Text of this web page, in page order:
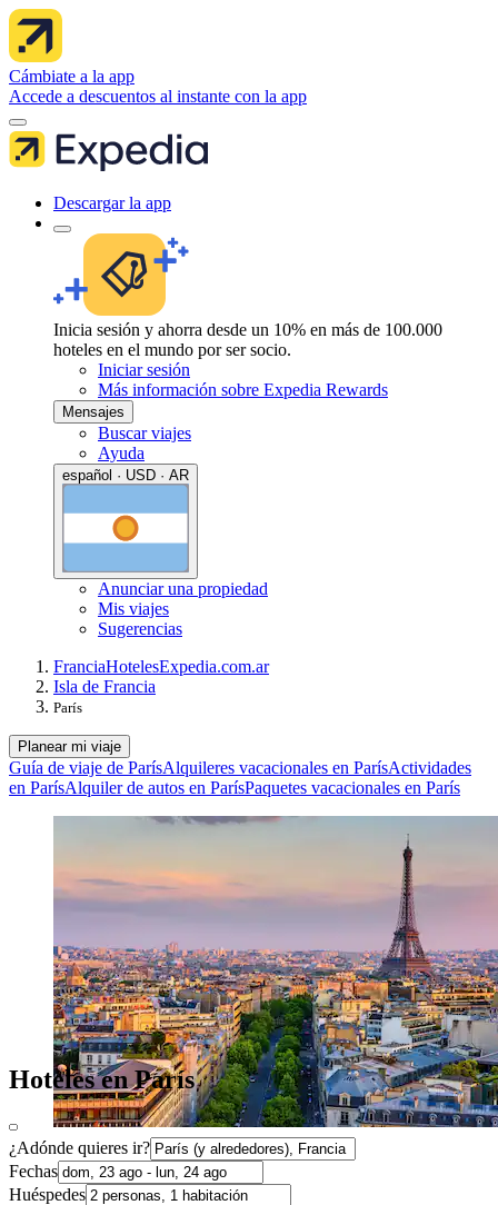
Cámbiate a la app
Accede a descuentos al instante con la app
Descargar la app
Inicia sesión y ahorra desde un 10% en más de 100.000
hoteles en el mundo por ser socio.
Iniciar sesión
Más información sobre Expedia Rewards
Mensajes
Buscar viajes
Ayuda
español · USD · AR
Anunciar una propiedad
Mis viajes
Sugerencias
FranciaHotelesExpedia.com.ar
Isla de Francia
París
Planear mi viaje
Guía de viaje de ParísAlquileres vacacionales en ParísActividades
en ParísAlquiler de autos en ParísPaquetes vacacionales en París
Hoteles en París
¿Adónde quieres ir?
Fechas
Huéspedes